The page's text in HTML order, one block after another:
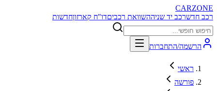
CARZONE
רכב חדשרכב יד שניההשוואת רכביםדו"ח קארזוןחדשות
הרשמה/התחברות
ראשי
פורשה